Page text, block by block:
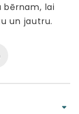
bērnam, lai
un jautru.